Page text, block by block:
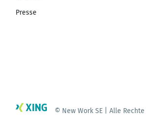
Presse
© New Work SE | Alle